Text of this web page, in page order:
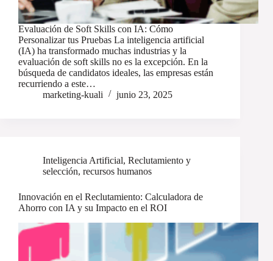
Evaluación de Soft Skills con IA: Cómo
Personalizar tus Pruebas La inteligencia artificial
(IA) ha transformado muchas industrias y la
evaluación de soft skills no es la excepción. En la
búsqueda de candidatos ideales, las empresas están
recurriendo a este…
marketing-kuali
junio 23, 2025
Inteligencia Artificial, Reclutamiento y
selección, recursos humanos
Innovación en el Reclutamiento: Calculadora de
Ahorro con IA y su Impacto en el ROI